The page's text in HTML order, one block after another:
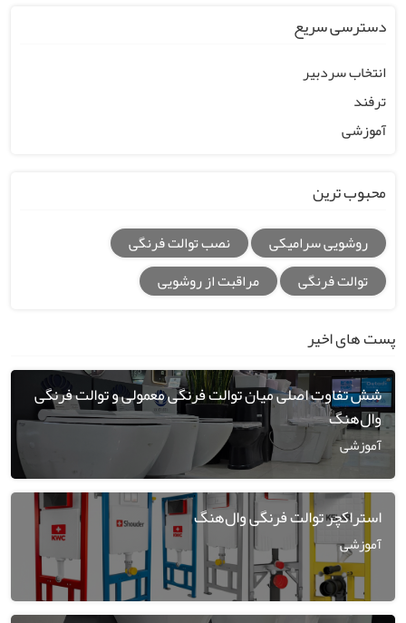
دسترسی سریع
انتخاب سردبیر
ترفند
آموزشی
محبوب ترین
روشویی سرامیکی
نصب توالت فرنگی
توالت فرنگی
مراقبت از روشویی
پست های اخیر
شش تفاوت اصلی میان توالت فرنگی معمولی و توالت فرنگی
وال‌هنگ
آموزشی
استراکچر توالت فرنگی وال‌هنگ
آموزشی